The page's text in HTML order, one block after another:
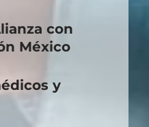
con
México
y